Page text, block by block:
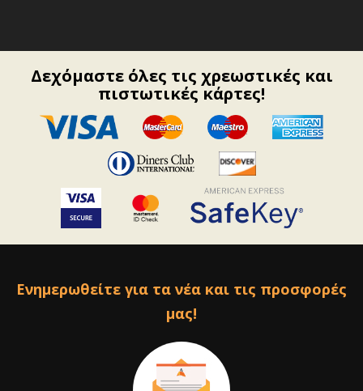
Δεχόμαστε όλες τις χρεωστικές και
πιστωτικές κάρτες!
Ενημερωθείτε για τα νέα και τις προσφορές
μας!